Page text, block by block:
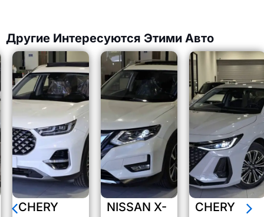
Другие Интересуются Этими Авто
CHERY
NISSAN X-
CHERY